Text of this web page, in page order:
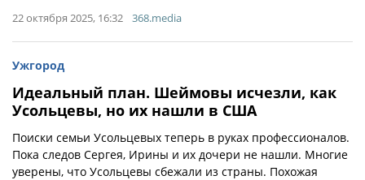
22 октября 2025, 16:32 368.media
Ужгород
Идеальный план. Шеймовы исчезли, как
Усольцевы, но их нашли в США
Поиски семьи Усольцевых теперь в руках профессионалов.
Пока следов Сергея, Ирины и их дочери не нашли. Многие
уверены, что Усольцевы сбежали из страны. Похожая